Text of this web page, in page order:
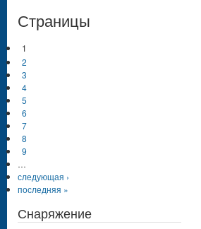
Страницы
1
2
3
4
5
6
7
8
9
…
следующая ›
последняя »
Снаряжение